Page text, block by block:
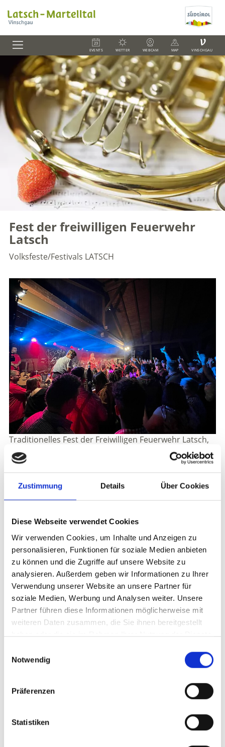
Zustimmung Details Über Cookies
Diese Webseite verwendet Cookies
Wir verwenden Cookies, um Inhalte und Anzeigen zu
personalisieren, Funktionen für soziale Medien anbieten
zu können und die Zugriffe auf unsere Website zu
analysieren. Außerdem geben wir Informationen zu Ihrer
Verwendung unserer Website an unsere Partner für
soziale Medien, Werbung und Analysen weiter. Unsere
Partner führen diese Informationen möglicherweise mit
weiteren Daten zusammen, die Sie ihnen bereitgestellt
haben oder die sie im Rahmen Ihrer Nutzung der Dienste
Notwendig
Präferenzen
Statistiken
EVENTS WETTER WEBCAM MAP
V
VINSCHGAU
Fest der freiwilligen Feuerwehr
Latsch
Volksfeste/Festivals LATSCH
Traditionelles Fest der Freiwilligen Feuerwehr Latsch,
das über zwei Tage veranstaltet wird. Für
Unterhaltung sowie Speis und Trank ist natürlich
bestens gesorgt.
Informationen
Anmeldung erforderlich
Veranstaltungsort
Festplatz - LATSCH
Veranstalter
Freiwillige Feuerwehr Latsch
Latsch 39021
Tel. +39 0473 623079
zurück zu den Top Events
WAR DER INHALT FÜR SIE HILFREICH?